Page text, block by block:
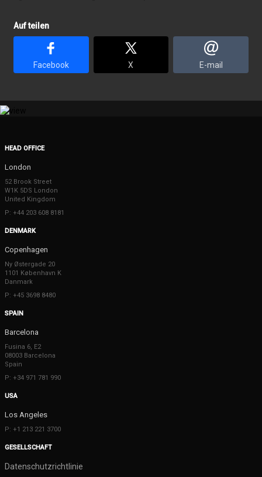
Auf teilen
Facebook X E-mail
HEAD OFFICE
London
52 Brook Street
W1K 5DS London
United Kingdom
P: +44 203 608 8181
DENMARK
Copenhagen
Ny Østergade 20
1101 København K
Danmark
P: +45 3698 8480
SPAIN
Barcelona
Fusina 6, E2
08003 Barcelona
Spain
P: +34 971 781 990
USA
Los Angeles
P: +1 213 221 3700
GESELLSCHAFT
Datenschutzrichtlinie